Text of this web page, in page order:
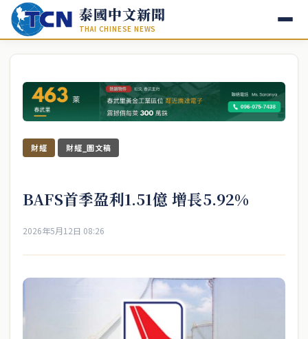
泰國中文新聞
THAI CHINESE NEWS
財經 財經_圖文稿
BAFS首季盈利1.51億 增長5.92%
2026年5月12日 08:26